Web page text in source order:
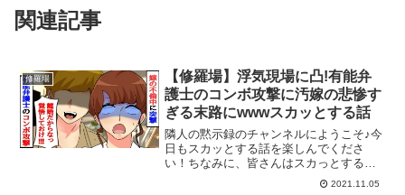
関連記事
修羅場
【修羅場】浮気現場に凸!有能弁
護士のコンボ攻撃に汚嫁の悲惨す
ぎる末路にwwwスカッとする話
隣人の黙示録のチャンネルにようこそ♪今
日もスカッとする話を楽しんでくださ
い！ちなみに、皆さんはスカっとする話
はお好きですか？漫画やアニメ系、ライ
ン(LINE)系など様々なスカッとする動画
2021.11.05